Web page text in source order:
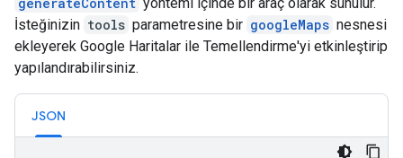
İsteğinizin tools parametresine bir googleMaps nesnesi
ekleyerek Google Haritalar ile Temellendirme'yi etkinleştirip
yapılandırabilirsiniz.
JSON